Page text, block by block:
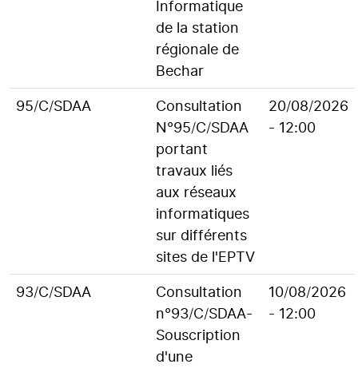
Informatique
de la station
régionale de
Bechar
95/C/SDAA
Consultation
N°95/C/SDAA
portant
travaux liés
aux réseaux
informatiques
sur différents
sites de l'EPTV
20/08/2026
- 12:00
93/C/SDAA
Consultation
n°93/C/SDAA-
Souscription
d'une
10/08/2026
- 12:00